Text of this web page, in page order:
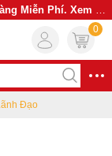
Phí. Xem Ngay
0
Đạo